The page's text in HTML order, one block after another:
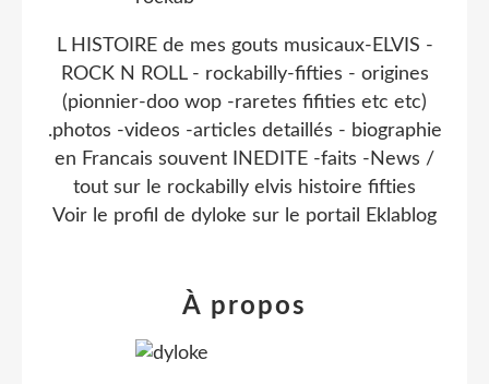
L HISTOIRE de mes gouts musicaux-ELVIS -
ROCK N ROLL - rockabilly-fifties - origines
(pionnier-doo wop -raretes fifities etc etc)
.photos -videos -articles detaillés - biographie
en Francais souvent INEDITE -faits -News /
tout sur le rockabilly elvis histoire fifties
Voir le profil de dyloke sur le portail Eklablog
À propos